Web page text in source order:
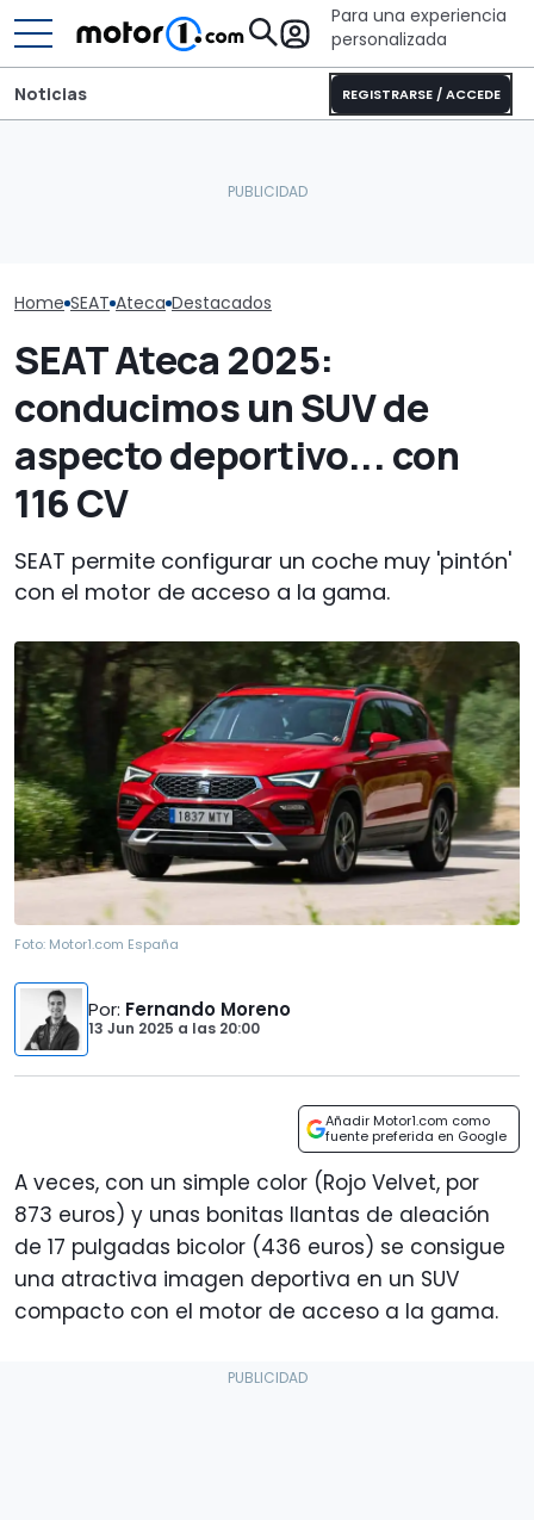
Para una experiencia
personalizada
REGISTRARSE / ACCEDE
Noticias
Home SEAT Ateca Destacados
SEAT Ateca 2025:
conducimos un SUV de
aspecto deportivo... con
116 CV
SEAT permite configurar un coche muy 'pintón'
con el motor de acceso a la gama.
Foto: Motor1.com España
Por: Fernando Moreno
13 Jun 2025 a las 20:00
Añadir Motor1.com como
fuente preferida en Google
A veces, con un simple color (Rojo Velvet, por
873 euros) y unas bonitas llantas de aleación
de 17 pulgadas bicolor (436 euros) se consigue
una atractiva imagen deportiva en un SUV
compacto con el motor de acceso a la gama.